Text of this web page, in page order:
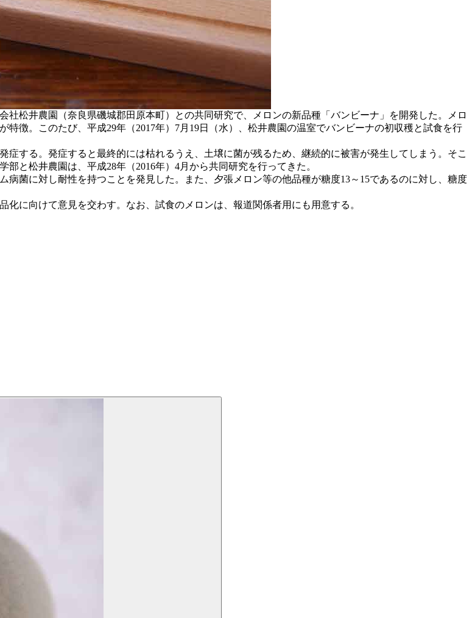
松井農園（奈良県磯城郡田原本町）との共同研究で、メロンの新品種「バンビーナ」を開発した。メロ
徴。このたび、平成29年（2017年）7月19日（水）、松井農園の温室でバンビーナの初収穫と試食を行
する。発症すると最終的には枯れるうえ、土壌に菌が残るため、継続的に被害が発生してしまう。そこ
と松井農園は、平成28年（2016年）4月から共同研究を行ってきた。
菌に対し耐性を持つことを発見した。また、夕張メロン等の他品種が糖度13～15であるのに対し、糖度
に向けて意見を交わす。なお、試食のメロンは、報道関係者用にも用意する。